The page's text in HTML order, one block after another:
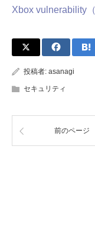
Xbox vulnerability
投稿者: asanagi
セキュリティ
前のページ